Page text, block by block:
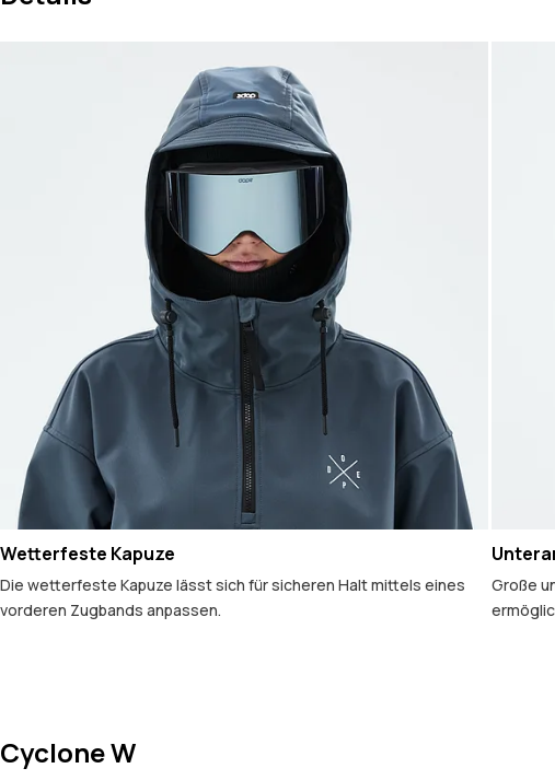
Wetterfeste Kapuze
Die wetterfeste Kapuze lässt sich für sicheren Halt mittels eines
vorderen Zugbands anpassen.
Große
Cyclone W